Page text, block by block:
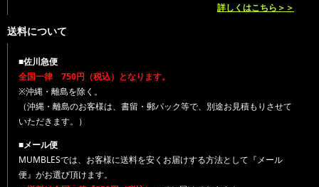
詳しくはこちら＞＞
送料について
■佐川急便
全国一律 750円（税込）となります。
※沖縄・離島を除く。
（沖縄・離島のお客様は、書留・郵パック等で、別途お見積もりさせて
いただきます。）
■メール便
MUMBLESでは、お客様に送料を安くお届けする方法として『メール
便』がお選び頂けます。